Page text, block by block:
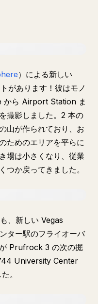
）による新しい
があります！彼はモノ
から Airport Station ま
撮影しました。2 本の
山が作られており、お
ためのエリアを平らに
場は小さくなり、従業
つか戻ってきました。
、新しい Vegas
ター駅のフライオーバ
Prufrock 3 の次の掘
University Center
。